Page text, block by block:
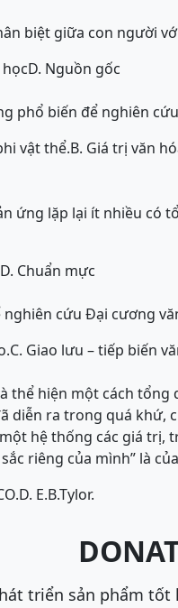
biệt giữa con người
họcD. Nguồn gốc
phổ biến để nghiên
vật thể.B. Giá trị văn
ứng lặp lại ít nhiều có
D. Chuẩn mực
cứu Đại cương
C. Giao lưu – tiếp biến
thể hiện một cách
diễn ra trong quá
hệ thống các giá
riêng của mình” là
D. E.B.Tylor.
triển sản phẩm tốt